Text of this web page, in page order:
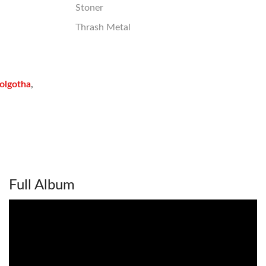
,
Stoner
Thrash Metal
Full Album